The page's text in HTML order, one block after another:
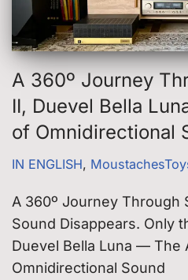
A 360º Journey
II, Duevel Bella
of Omnidirectional
IN ENGLISH,
A 360º Journey Through
Sound Disappears. Only
Duevel Bella Luna — The
Omnidirectional Sound